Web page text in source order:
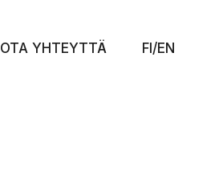
OTA YHTEYTTÄ FI/EN